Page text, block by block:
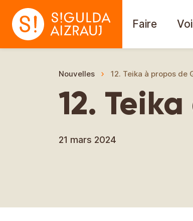
Faire
Nouvelles 12. Teika à propos de
12.
21 mars 2024